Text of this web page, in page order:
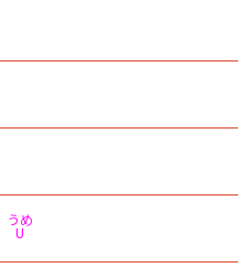
うめ
U